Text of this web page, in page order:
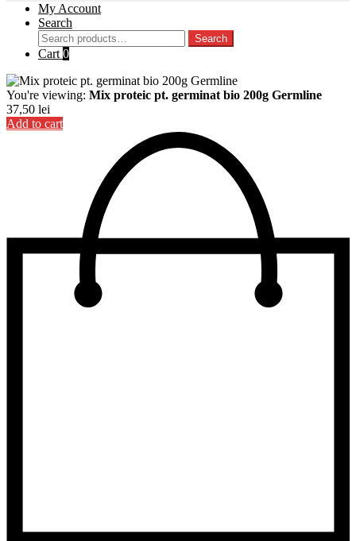
My Account
Search
Search
for:
Search
Cart 0
You're viewing: Mix proteic pt. germinat bio 200g Germline
37,50 lei
Add to cart